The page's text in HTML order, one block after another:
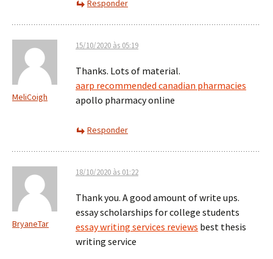
Responder
MeliCoigh
15/10/2020 às 05:19
Thanks. Lots of material.
aarp recommended canadian pharmacies
apollo pharmacy online
Responder
BryaneTar
18/10/2020 às 01:22
Thank you. A good amount of write ups.
essay scholarships for college students
essay writing services reviews best thesis
writing service